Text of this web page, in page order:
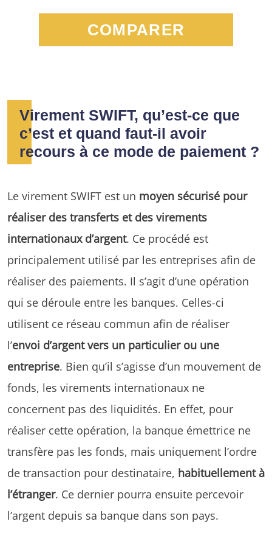
COMPARER
Virement SWIFT, qu’est-ce que
c’est et quand faut-il avoir
recours à ce mode de paiement ?
Le virement SWIFT est un moyen sécurisé pour
réaliser des transferts et des virements
internationaux d’argent. Ce procédé est
principalement utilisé par les entreprises afin de
réaliser des paiements. Il s’agit d’une opération
qui se déroule entre les banques. Celles-ci
utilisent ce réseau commun afin de réaliser
l’envoi d’argent vers un particulier ou une
entreprise. Bien qu’il s’agisse d’un mouvement de
fonds, les virements internationaux ne
concernent pas des liquidités. En effet, pour
réaliser cette opération, la banque émettrice ne
transfère pas les fonds, mais uniquement l’ordre
de transaction pour destinataire, habituellement à
l’étranger. Ce dernier pourra ensuite percevoir
l’argent depuis sa banque dans son pays.